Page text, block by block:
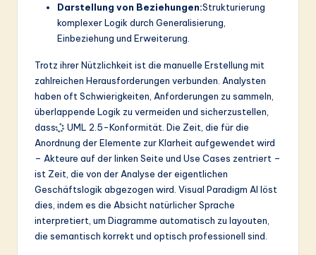
Darstellung von Beziehungen:Strukturierung
komplexer Logik durch Generalisierung,
Einbeziehung und Erweiterung.
Trotz ihrer Nützlichkeit ist die manuelle Erstellung mit
zahlreichen Herausforderungen verbunden. Analysten
haben oft Schwierigkeiten, Anforderungen zu sammeln,
überlappende Logik zu vermeiden und sicherzustellen,
dass
UML 2.5-Konformität . Die Zeit, die für die
Anordnung der Elemente zur Klarheit aufgewendet wird
– Akteure auf der linken Seite und Use Cases zentriert –
ist Zeit, die von der Analyse der eigentlichen
Geschäftslogik abgezogen wird. Visual Paradigm AI löst
dies, indem es die Absicht natürlicher Sprache
interpretiert, um Diagramme automatisch zu layouten,
die semantisch korrekt und optisch professionell sind.